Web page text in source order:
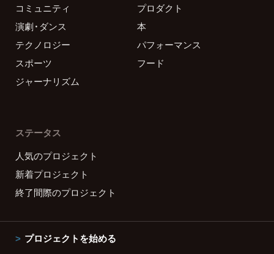
コミュニティ
プロダクト
演劇・ダンス
本
テクノロジー
パフォーマンス
スポーツ
フード
ジャーナリズム
ステータス
人気のプロジェクト
新着プロジェクト
終了間際のプロジェクト
プロジェクトを始める